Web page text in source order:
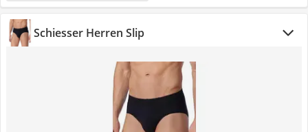
Schiesser Herren Slip